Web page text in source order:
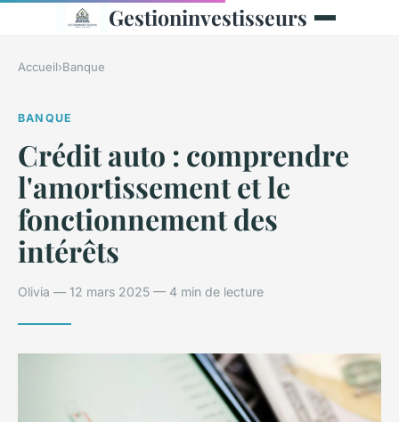
Gestioninvestisseurs
Accueil›Banque
BANQUE
Crédit auto : comprendre
l'amortissement et le
fonctionnement des
intérêts
Olivia — 12 mars 2025 — 4 min de lecture